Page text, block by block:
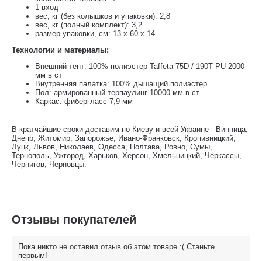
1 вход
вес, кг (без колышков и упаковки): 2,8
вес, кг (полный комплект): 3,2
размер упаковки, см: 13 x 60 x 14
Технологии и материалы:
Внешний тент: 100% полиэстер Taffeta 75D / 190T PU 2000
мм в ст
Внутренняя палатка: 100% дышащий полиэстер
Пол: армированный терпаулинг 10000 мм в.ст.
Каркас: фибергласс 7,9 мм
В кратчайшие сроки доставим по Киеву и всей Украине - Винница,
Днепр, Житомир, Запорожье, Ивано-Франковск, Кропивницкий,
Луцк, Львов, Николаев, Одесса, Полтава, Ровно, Сумы,
Тернополь, Ужгород, Харьков, Херсон, Хмельницкий, Черкассы,
Чернигов, Черновцы.
Отзывы покупателей
Пока никто не оставил отзыв об этом товаре :( Станьте
первым!